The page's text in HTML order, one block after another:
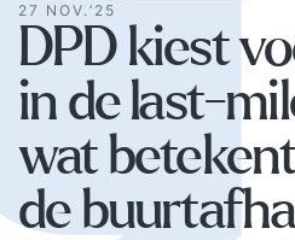
27 NOV.‘25
DPD kiest
in de last-
wat
de